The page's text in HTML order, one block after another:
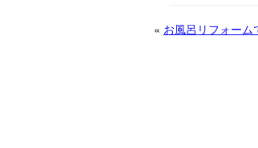
« お風呂リフォーム